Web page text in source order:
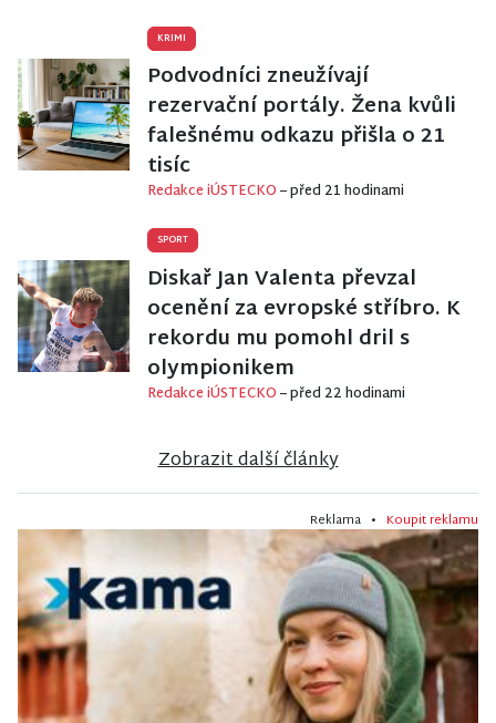
KRIMI
Podvodníci zneužívají
rezervační portály. Žena kvůli
falešnému odkazu přišla o 21
tisíc
Redakce iÚSTECKO– před 21 hodinami
SPORT
Diskař Jan Valenta převzal
ocenění za evropské stříbro. K
rekordu mu pomohl dril s
olympionikem
Redakce iÚSTECKO– před 22 hodinami
Zobrazit další články
Reklama • Koupit reklamu